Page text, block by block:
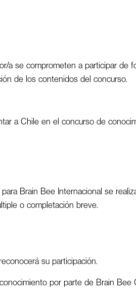
a se comprometen a participar de
de los contenidos del concurso.
a Chile en el concurso de
Brain Bee Internacional se
o completación breve.
su participación.
por parte de Brain Bee